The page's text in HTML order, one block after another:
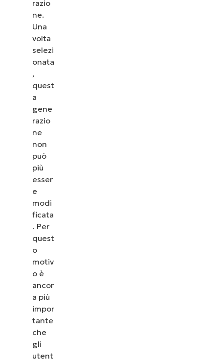
razio
ne.
Una
volta
selezi
onata
,
quest
a
gene
razio
ne
non
può
più
esser
e
modi
ficata
. Per
quest
o
motiv
o è
ancor
a più
impor
tante
che
gli
utent